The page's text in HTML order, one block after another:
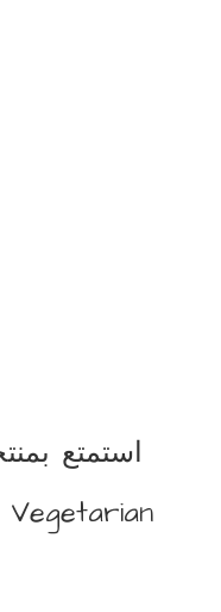
Vegetarian